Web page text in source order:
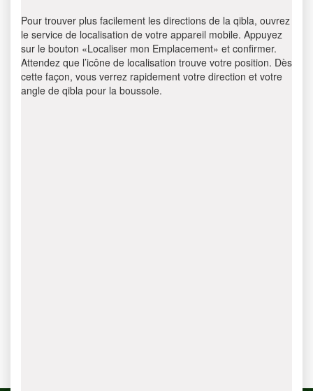
Pour trouver plus facilement les directions de la qibla, ouvrez
le service de localisation de votre appareil mobile. Appuyez
sur le bouton «Localiser mon Emplacement» et confirmer.
Attendez que l’icône de localisation trouve votre position. Dès
cette façon, vous verrez rapidement votre direction et votre
angle de qibla pour la boussole.